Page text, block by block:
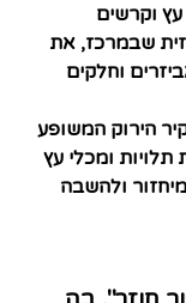
עץ וקרשים
שבמרכז, את
וחלקים
הירוק המשופע
תלויות ומכלי עץ
ולהשבה